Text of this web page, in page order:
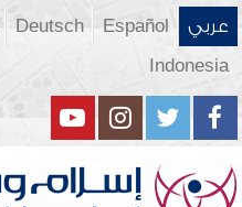
عربي Español
Deutsch
Indonesia